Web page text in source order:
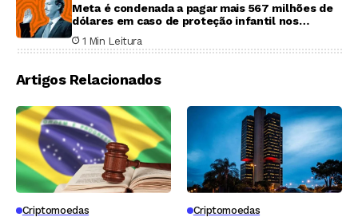
Meta é condenada a pagar mais 567 milhões de
dólares em caso de proteção infantil nos
Estados Unidos
1 Min Leitura
Artigos Relacionados
Criptomoedas Criptomoedas